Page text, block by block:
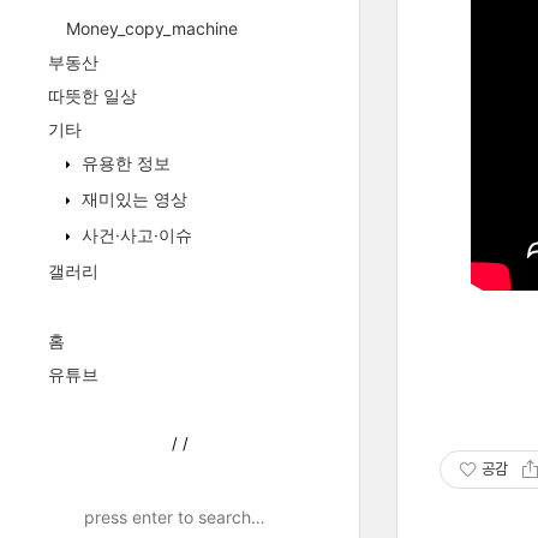
Money_copy_machine
부동산
따뜻한 일상
기타
유용한 정보
재미있는 영상
사건·사고·이슈
갤러리
홈
유튜브
/ /
공감